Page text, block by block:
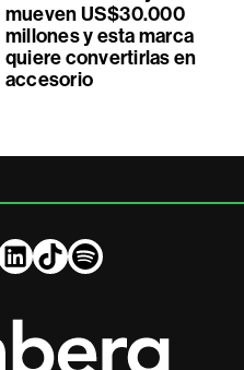
mueven US$30.000
millones y esta marca
quiere convertirlas en
accesorio